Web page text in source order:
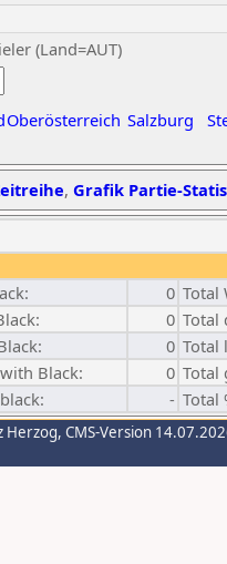
(Land=AUT)
Oberösterreich Salzburg
, Grafik Partie-
0 Total
0 Total
0 Total
Black: 0 Total
- Total
Herzog, CMS-Version